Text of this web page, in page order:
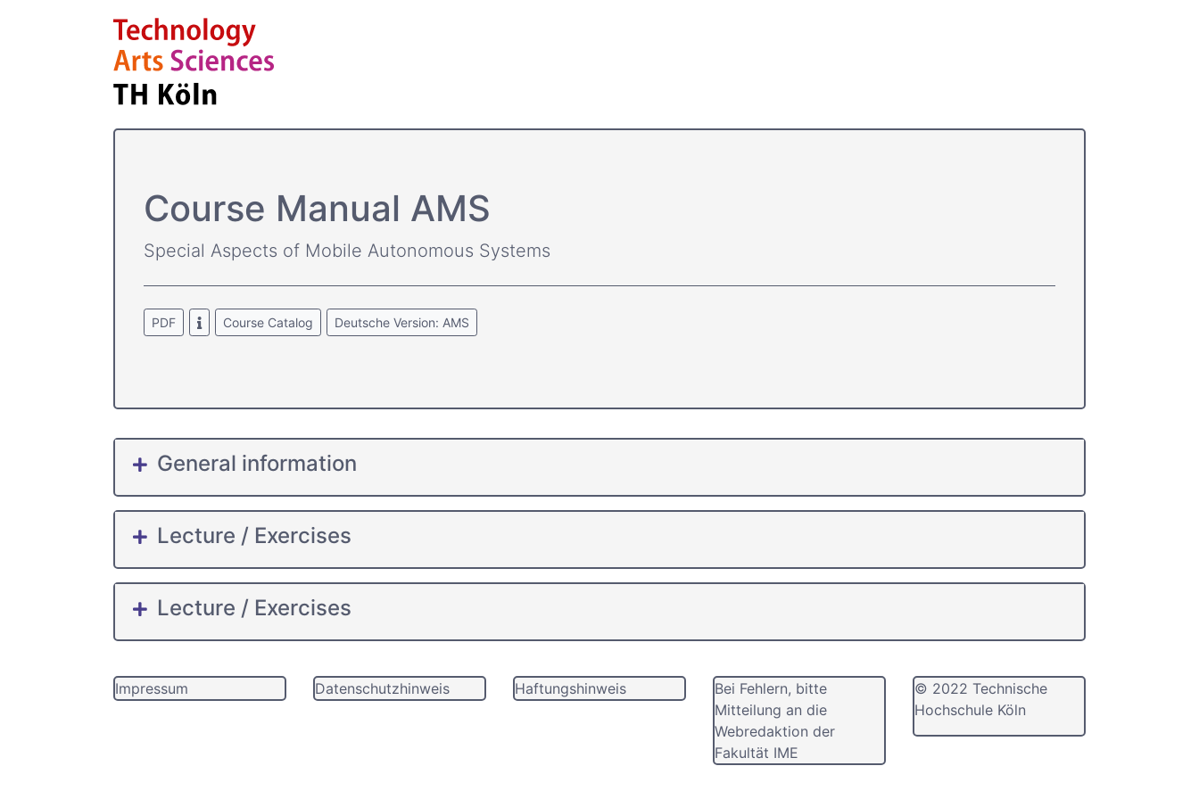
Course­ Manual AMS
Special Aspects of Mobile Autonomous Systems
PDF Course Catalog Deutsche Version: AMS
General information
Lecture / Exercises
Lecture / Exercises
Impressum Datenschutzhinweis Haftungshinweis
Bei Fehlern, bitte
Mitteilung an die
Webredaktion der
Fakultät IME
© 2022 Technische
Hochschule Köln